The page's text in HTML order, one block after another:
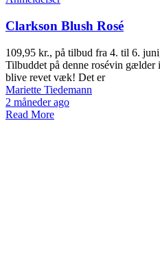
Clarkson Blush Rosé
109,95 kr., på tilbud fra 4. til 6.
Tilbuddet på denne rosévin
blive revet væk! Det er
Mariette Tiedemann
2 måneder ago
Read More